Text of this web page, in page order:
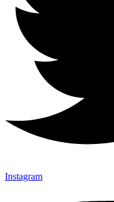
Instagram